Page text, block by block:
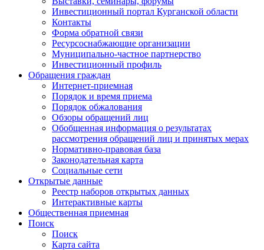
Инвестиционный портал Курганской области
Контакты
Форма обратной связи
Ресурсоснабжающие организации
Муниципально-частное партнерство
Инвестиционный профиль
Обращения граждан
Интернет-приемная
Порядок и время приема
Порядок обжалования
Обзоры обращений лиц
Обобщенная информация о результатах
рассмотрения обращений лиц и принятых мерах
Нормативно-правовая база
Законодательная карта
Социальные сети
Открытые данные
Реестр наборов открытых данных
Интерактивные карты
Общественная приемная
Поиск
Поиск
Карта сайта